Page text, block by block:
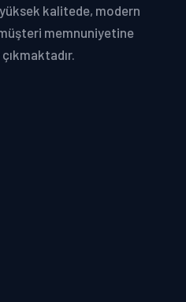
kalitede, modern
memnuniyetine